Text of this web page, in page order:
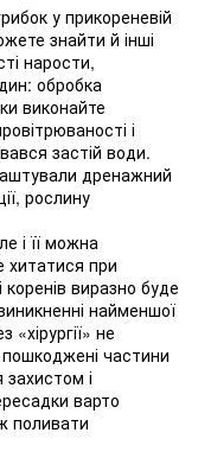
у прикореневій
знайти й інші
нарости,
обробка
виконайте
і
застій води.
дренажний
рослину
і її можна
хитатися при
виразно буде
найменшої
«хірургії» не
пошкоджені частини
і
варто
поливати